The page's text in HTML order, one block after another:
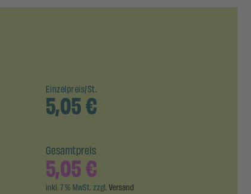
Einzelpreis/St.
5,05€
Gesamtpreis
5,05€
inkl. 7 % MwSt. zzgl.Versand